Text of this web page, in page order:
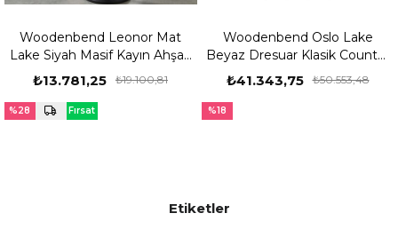
Woodenbend Leonor Mat
Lake Siyah Masif Kayın Ahşap
Askılık 178 cm | Klasik
Country & Modern Tarz
Dekoratif Ayaklı Elbise Askılığı
₺13.781,25 ₺19.100,81
%28
Fırsat
Woodenbend Oslo Lake
Beyaz Dresuar Klasik Country
Tarz Dekoratif Dresuar
₺41.343,75 ₺50.553,48
%18
Etiketler